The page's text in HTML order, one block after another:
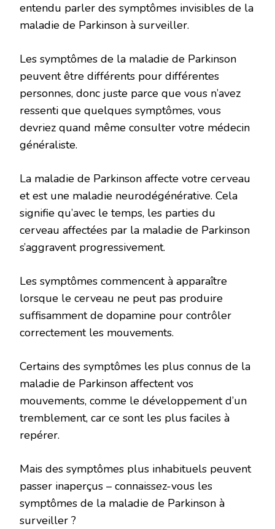
entendu parler des symptômes invisibles de la
maladie de Parkinson à surveiller.
Les symptômes de la maladie de Parkinson
peuvent être différents pour différentes
personnes, donc juste parce que vous n’avez
ressenti que quelques symptômes, vous
devriez quand même consulter votre médecin
généraliste.
La maladie de Parkinson affecte votre cerveau
et est une maladie neurodégénérative. Cela
signifie qu’avec le temps, les parties du
cerveau affectées par la maladie de Parkinson
s’aggravent progressivement.
Les symptômes commencent à apparaître
lorsque le cerveau ne peut pas produire
suffisamment de dopamine pour contrôler
correctement les mouvements.
Certains des symptômes les plus connus de la
maladie de Parkinson affectent vos
mouvements, comme le développement d’un
tremblement, car ce sont les plus faciles à
repérer.
Mais des symptômes plus inhabituels peuvent
passer inaperçus – connaissez-vous les
symptômes de la maladie de Parkinson à
surveiller ?